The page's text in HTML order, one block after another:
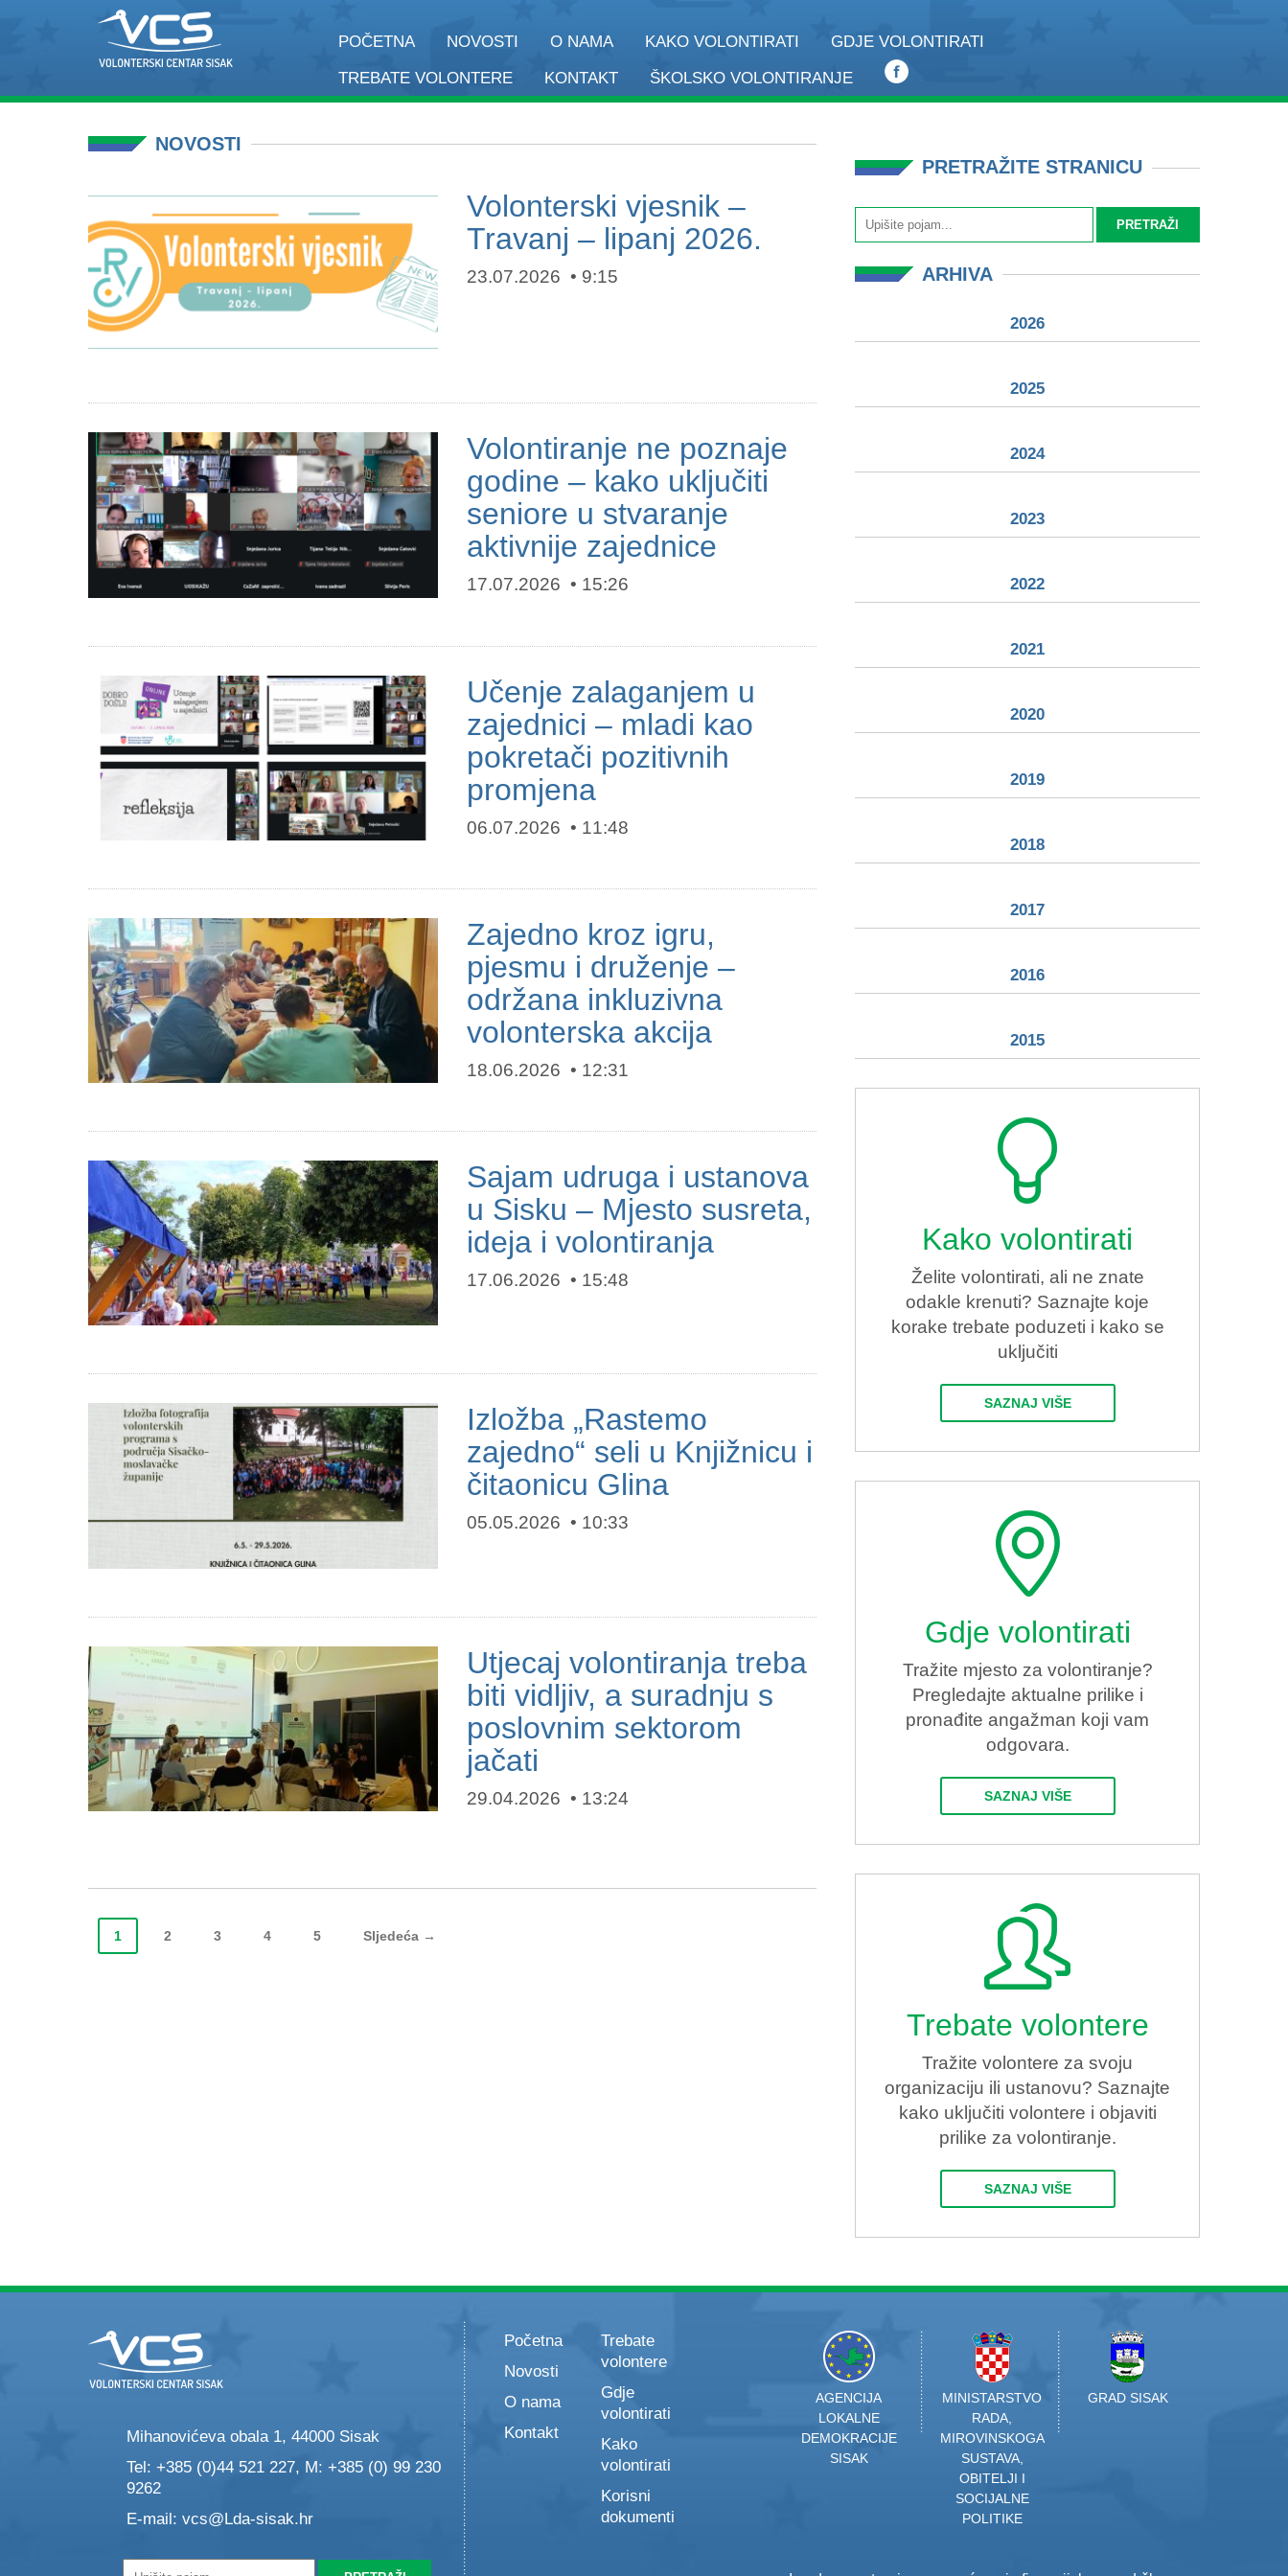
POČETNA NOVOSTI O NAMA KAKO VOLONTIRATI
GDJE VOLONTIRATI
TREBATE VOLONTERE
KONTAKT ŠKOLSKO VOLONTIRANJE
NOVOSTI
Volonterski vjesnik –
Travanj – lipanj 2026.
23.07.2026 9:15
Volontiranje ne poznaje
godine – kako uključiti
seniore u stvaranje
aktivnije zajednice
17.07.2026 15:26
Učenje zalaganjem u
zajednici – mladi kao
pokretači pozitivnih
promjena
06.07.2026 11:48
Zajedno kroz igru,
pjesmu i druženje –
održana inkluzivna
volonterska akcija
18.06.2026 12:31
Sajam udruga i ustanova
u Sisku – Mjesto susreta,
ideja i volontiranja
17.06.2026 15:48
Izložba „Rastemo
zajedno“ seli u Knjižnicu i
čitaonicu Glina
05.05.2026 10:33
Utjecaj volontiranja treba
biti vidljiv, a suradnju s
poslovnim sektorom
jačati
29.04.2026 13:24
1 2 3 4 5 Sljedeća →
PRETRAŽITE STRANICU
ARHIVA
2026
2025
2024
2023
2022
2021
2020
2019
2018
2017
2016
2015
Kako volontirati
Želite volontirati, ali ne znate
odakle krenuti? Saznajte koje
korake trebate poduzeti i kako se
uključiti
SAZNAJ VIŠE
Gdje volontirati
Tražite mjesto za volontiranje?
Pregledajte aktualne prilike i
pronađite angažman koji vam
odgovara.
SAZNAJ VIŠE
Trebate volontere
Tražite volontere za svoju
organizaciju ili ustanovu? Saznajte
kako uključiti volontere i objaviti
prilike za volontiranje.
SAZNAJ VIŠE
Mihanovićeva obala 1, 44000 Sisak
Tel: +385 (0)44 521 227, M: +385 (0) 99 230
9262
E-mail: vcs@Lda-sisak.hr
Početna
Novosti
O nama
Kontakt
Trebate
volontere
Gdje
volontirati
Kako
volontirati
Korisni
dokumenti
AGENCIJA
LOKALNE
DEMOKRACIJE
SISAK
MINISTARSTVO
RADA,
MIROVINSKOGA
SUSTAVA,
OBITELJI I
SOCIJALNE
POLITIKE
GRAD SISAK